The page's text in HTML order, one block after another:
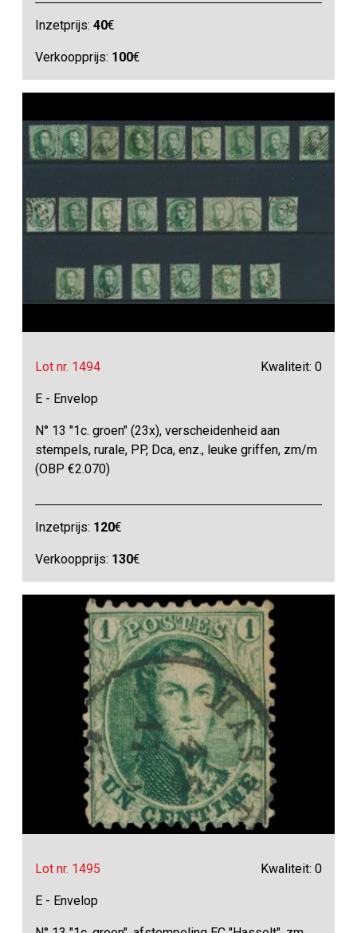
Inzetprijs:40€
Verkoopprijs: 100€
Lot nr. 1494 Kwaliteit: 0
E - Envelop
N° 13 "1c. groen" (23x), verscheidenheid aan
stempels, rurale, PP, Dca, enz., leuke griffen, zm/m
(OBP €2.070)
Inzetprijs: 120€
Verkoopprijs: 130€
Lot nr. 1495 Kwaliteit: 0
E - Envelop